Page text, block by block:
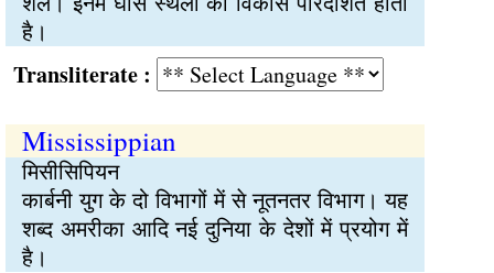
है।
:
Mississippian
मिसीसिपियन
कार्बनी युग के दो विभागों में से नूतनतर विभाग। यह
शब्द अमरीका आदि नई दुनिया के देशों में प्रयोग में
है।